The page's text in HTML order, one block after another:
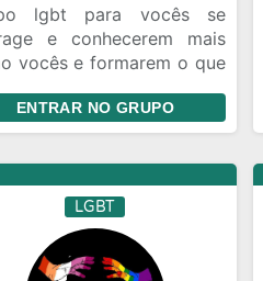
lgbt para vocês se
e conhecerem mais
vocês e formarem o que
ENTRAR NO GRUPO
LGBT